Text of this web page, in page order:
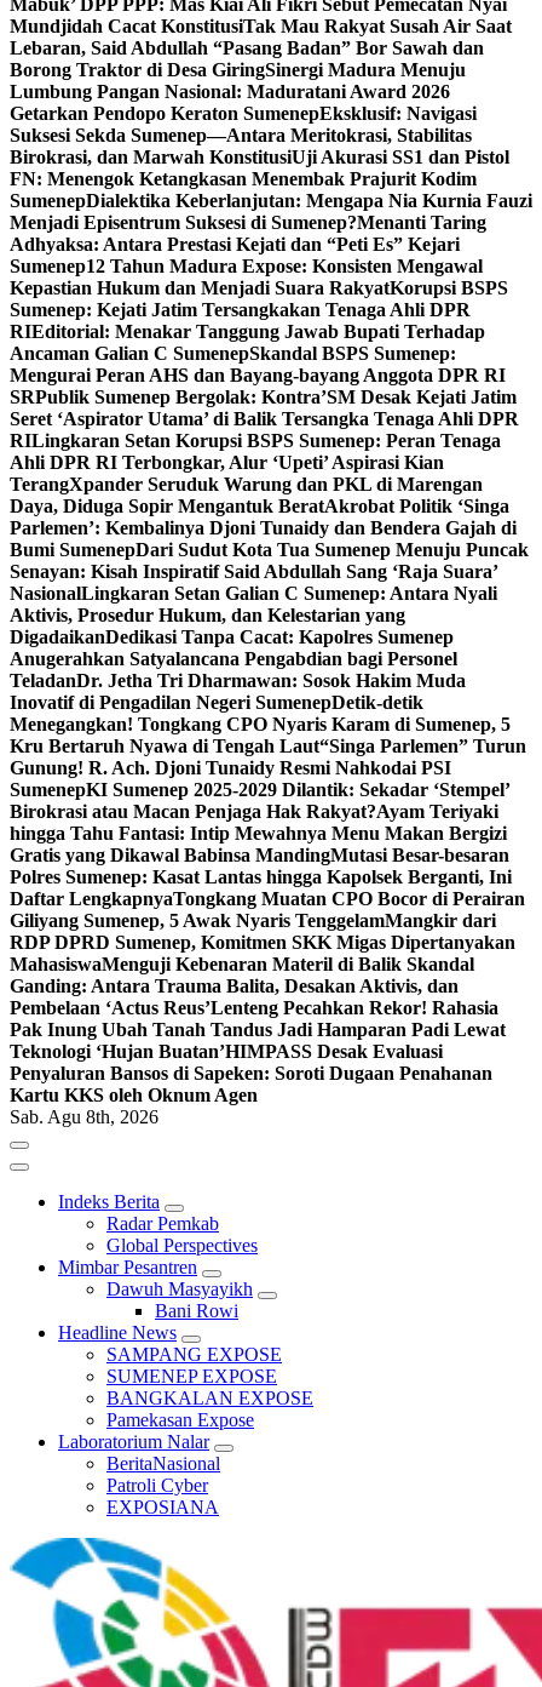
Mabuk’ DPP PPP: Mas Kiai Ali Fikri Sebut Pemecatan Nyai
Mundjidah Cacat KonstitusiTak Mau Rakyat Susah Air Saat
Lebaran, Said Abdullah “Pasang Badan” Bor Sawah dan
Borong Traktor di Desa GiringSinergi Madura Menuju
Lumbung Pangan Nasional: Maduratani Award 2026
Getarkan Pendopo Keraton SumenepEksklusif: Navigasi
Suksesi Sekda Sumenep—Antara Meritokrasi, Stabilitas
Birokrasi, dan Marwah KonstitusiUji Akurasi SS1 dan Pistol
FN: Menengok Ketangkasan Menembak Prajurit Kodim
SumenepDialektika Keberlanjutan: Mengapa Nia Kurnia Fauzi
Menjadi Episentrum Suksesi di Sumenep?Menanti Taring
Adhyaksa: Antara Prestasi Kejati dan “Peti Es” Kejari
Sumenep12 Tahun Madura Expose: Konsisten Mengawal
Kepastian Hukum dan Menjadi Suara RakyatKorupsi BSPS
Sumenep: Kejati Jatim Tersangkakan Tenaga Ahli DPR
RIEditorial: Menakar Tanggung Jawab Bupati Terhadap
Ancaman Galian C SumenepSkandal BSPS Sumenep:
Mengurai Peran AHS dan Bayang-bayang Anggota DPR RI
SRPublik Sumenep Bergolak: Kontra’SM Desak Kejati Jatim
Seret ‘Aspirator Utama’ di Balik Tersangka Tenaga Ahli DPR
RILingkaran Setan Korupsi BSPS Sumenep: Peran Tenaga
Ahli DPR RI Terbongkar, Alur ‘Upeti’ Aspirasi Kian
TerangXpander Seruduk Warung dan PKL di Marengan
Daya, Diduga Sopir Mengantuk BeratAkrobat Politik ‘Singa
Parlemen’: Kembalinya Djoni Tunaidy dan Bendera Gajah di
Bumi SumenepDari Sudut Kota Tua Sumenep Menuju Puncak
Senayan: Kisah Inspiratif Said Abdullah Sang ‘Raja Suara’
NasionalLingkaran Setan Galian C Sumenep: Antara Nyali
Aktivis, Prosedur Hukum, dan Kelestarian yang
DigadaikanDedikasi Tanpa Cacat: Kapolres Sumenep
Anugerahkan Satyalancana Pengabdian bagi Personel
TeladanDr. Jetha Tri Dharmawan: Sosok Hakim Muda
Inovatif di Pengadilan Negeri SumenepDetik-detik
Menegangkan! Tongkang CPO Nyaris Karam di Sumenep, 5
Kru Bertaruh Nyawa di Tengah Laut“Singa Parlemen” Turun
Gunung! R. Ach. Djoni Tunaidy Resmi Nahkodai PSI
SumenepKI Sumenep 2025-2029 Dilantik: Sekadar ‘Stempel’
Birokrasi atau Macan Penjaga Hak Rakyat?Ayam Teriyaki
hingga Tahu Fantasi: Intip Mewahnya Menu Makan Bergizi
Gratis yang Dikawal Babinsa MandingMutasi Besar-besaran
Polres Sumenep: Kasat Lantas hingga Kapolsek Berganti, Ini
Daftar LengkapnyaTongkang Muatan CPO Bocor di Perairan
Giliyang Sumenep, 5 Awak Nyaris TenggelamMangkir dari
RDP DPRD Sumenep, Komitmen SKK Migas Dipertanyakan
MahasiswaMenguji Kebenaran Materil di Balik Skandal
Ganding: Antara Trauma Balita, Desakan Aktivis, dan
Pembelaan ‘Actus Reus’Lenteng Pecahkan Rekor! Rahasia
Pak Inung Ubah Tanah Tandus Jadi Hamparan Padi Lewat
Teknologi ‘Hujan Buatan’HIMPASS Desak Evaluasi
Penyaluran Bansos di Sapeken: Soroti Dugaan Penahanan
Kartu KKS oleh Oknum Agen
Sab. Agu 8th, 2026
Indeks Berita
Radar Pemkab
Global Perspectives
Mimbar Pesantren
Dawuh Masyayikh
Bani Rowi
Headline News
SAMPANG EXPOSE
SUMENEP EXPOSE
BANGKALAN EXPOSE
Pamekasan Expose
Laboratorium Nalar
BeritaNasional
Patroli Cyber
EXPOSIANA